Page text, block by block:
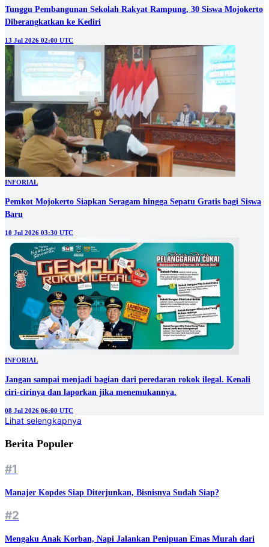
Tunggu Pembangunan Sekolah Rakyat Rampung, 30 Siswa Mojokerto
Diberangkatkan ke Kediri
13 Jul 2026 02:00 UTC
INFORIAL
Pemkot Mojokerto Siapkan Seragam hingga Sepatu Gratis bagi Siswa
Baru
10 Jul 2026 03:30 UTC
INFORIAL
Jangan sampai menjadi bagian dari peredaran rokok ilegal. Kenali
ciri-cirinya dan laporkan jika menemukannya.
08 Jul 2026 06:00 UTC
Lihat selengkapnya
Berita Populer
#1
Manajer Kopdes Siap Diterjunkan, Bisnisnya Sudah Siap?
#2
Mengaku Anak Korban, Napi Jalankan Penipuan Emas Murah dari